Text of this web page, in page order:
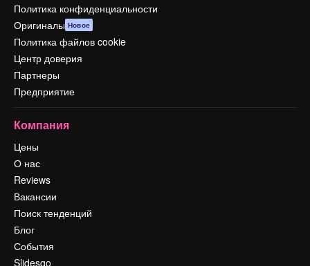
Политика конфиденциальности
Оригиналы Новое
Политика файлов cookie
Центр доверия
Партнеры
Предприятие
Компания
Цены
О нас
Reviews
Вакансии
Поиск тенденций
Блог
События
Slidesgo